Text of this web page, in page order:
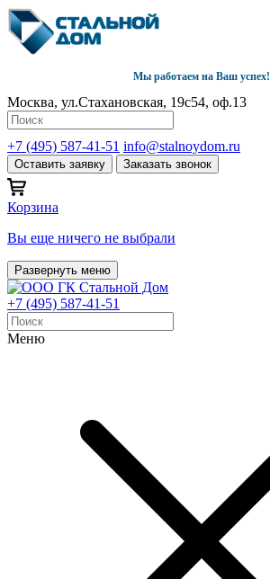
Мы работаем на Ваш успех!
Москва, ул.Стахановская, 19с54, оф.13
+7 (495) 587-41-51 info@stalnoydom.ru
Оставить заявку Заказать звонок
Корзина
Вы еще ничего не выбрали
Развернуть меню
+7 (495) 587-41-51
Меню